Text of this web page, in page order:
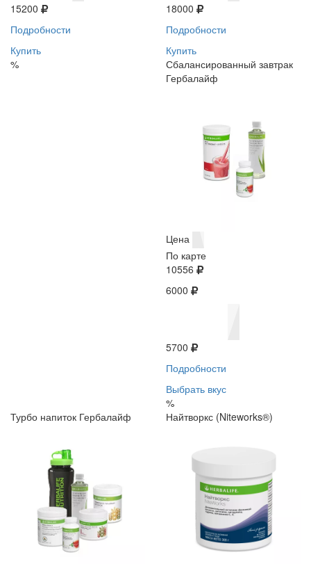
15200
Подробности
Купить
%
18000
Подробности
Купить
Сбалансированный завтрак
Гербалайф
Цена
По карте
10556
6000
5700
Подробности
Выбрать вкус
%
Турбо напиток Гербалайф
Найтворкс (Niteworks®)